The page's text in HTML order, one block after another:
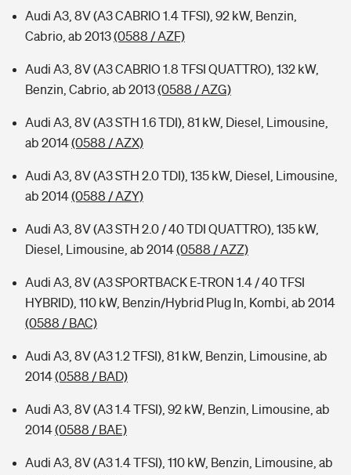
Audi A3, 8V (A3 CABRIO 1.4 TFSI), 92 kW, Benzin,
Cabrio, ab 2013(0588 / AZF)
Audi A3, 8V (A3 CABRIO 1.8 TFSI QUATTRO), 132 kW,
Benzin, Cabrio, ab 2013(0588 / AZG)
Audi A3, 8V (A3 STH 1.6 TDI), 81 kW, Diesel, Limousine,
ab 2014(0588 / AZX)
Audi A3, 8V (A3 STH 2.0 TDI), 135 kW, Diesel, Limousine,
ab 2014(0588 / AZY)
Audi A3, 8V (A3 STH 2.0 / 40 TDI QUATTRO), 135 kW,
Diesel, Limousine, ab 2014(0588 / AZZ)
Audi A3, 8V (A3 SPORTBACK E-TRON 1.4 / 40 TFSI
HYBRID), 110 kW, Benzin/Hybrid Plug In, Kombi, ab 2014
(0588 / BAC)
Audi A3, 8V (A3 1.2 TFSI), 81 kW, Benzin, Limousine, ab
2014(0588 / BAD)
Audi A3, 8V (A3 1.4 TFSI), 92 kW, Benzin, Limousine, ab
2014(0588 / BAE)
Audi A3, 8V (A3 1.4 TFSI), 110 kW, Benzin, Limousine, ab